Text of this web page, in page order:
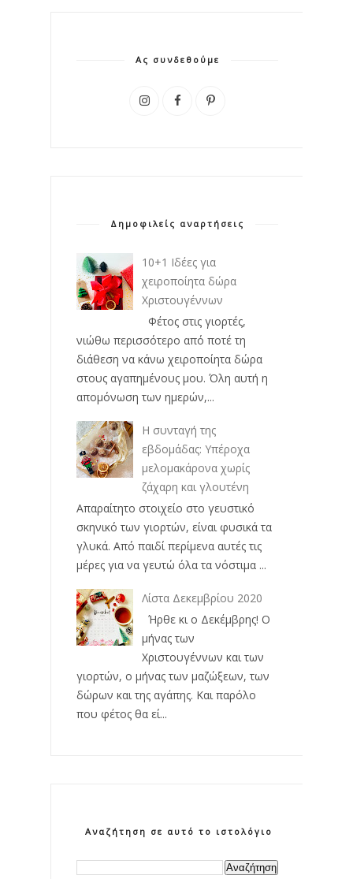
Ας συνδεθούμε
Δημοφιλείς αναρτήσεις
10+1 Ιδέες για
χειροποίητα δώρα
Χριστουγέννων
Φέτος στις γιορτές,
νιώθω περισσότερο από ποτέ τη
διάθεση να κάνω χειροποίητα δώρα
στους αγαπημένους μου. Όλη αυτή η
απομόνωση των ημερών,...
Η συνταγή της
εβδομάδας: Υπέροχα
μελομακάρονα χωρίς
ζάχαρη και γλουτένη
Απαραίτητο στοιχείο στο γευστικό
σκηνικό των γιορτών, είναι φυσικά τα
γλυκά. Από παιδί περίμενα αυτές τις
μέρες για να γευτώ όλα τα νόστιμα ...
Λίστα Δεκεμβρίου 2020
Ήρθε κι ο Δεκέμβρης! Ο
μήνας των
Χριστουγέννων και των
γιορτών, ο μήνας των μαζώξεων, των
δώρων και της αγάπης. Και παρόλο
που φέτος θα εί...
Αναζήτηση σε αυτό το ιστολόγιο